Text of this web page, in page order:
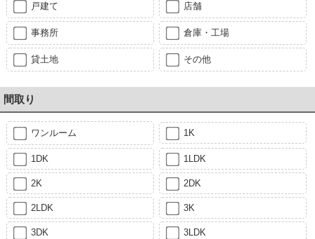
戸建て 店舗
事務所 倉庫・工場
貸土地 その他
間取り
ワンルーム 1K
1DK 1LDK
2K 2DK
2LDK 3K
3DK 3LDK